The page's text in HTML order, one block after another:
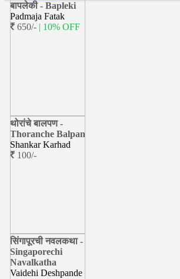
बापलेकी - Bapleki
Padmaja Fatak
650/- | 10% OFF
थोरांचे बालपण -
Thoranche Balpan
Shankar Karhad
100/-
सिंगापूरची नवलकथा -
Singaporechi
Navalkatha
Vaidehi Deshpande